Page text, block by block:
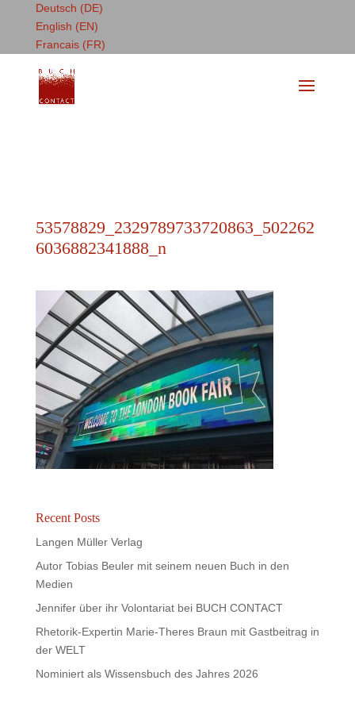
Deutsch (DE)
English (EN)
Francais (FR)
53578829_2329789733720863_502262
6036882341888_n
Recent Posts
Langen Müller Verlag
Autor Tobias Beuler mit seinem neuen Buch in den
Medien
Jennifer über ihr Volontariat bei BUCH CONTACT
Rhetorik-Expertin Marie-Theres Braun mit Gastbeitrag in
der WELT
Nominiert als Wissensbuch des Jahres 2026